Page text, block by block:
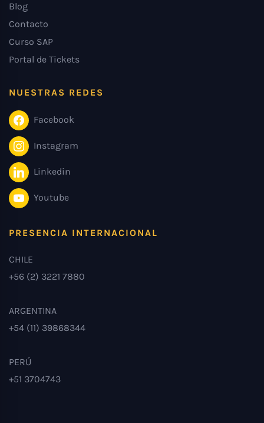
Blog
Contacto
Curso SAP
Portal de Tickets
NUESTRAS REDES
Facebook
Instagram
Linkedin
Youtube
PRESENCIA INTERNACIONAL
CHILE
+56 (2) 3221 7880
ARGENTINA
+54 (11) 39868344
PERÚ
+51 3704743